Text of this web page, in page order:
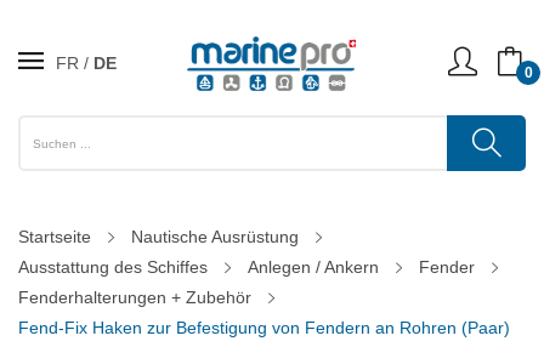
FR DE 0
Startseite
Nautische Ausrüstung
Ausstattung des Schiffes
Anlegen / Ankern
Fender
Fenderhalterungen + Zubehör
Fend-Fix Haken zur Befestigung von Fendern an Rohren (Paar)